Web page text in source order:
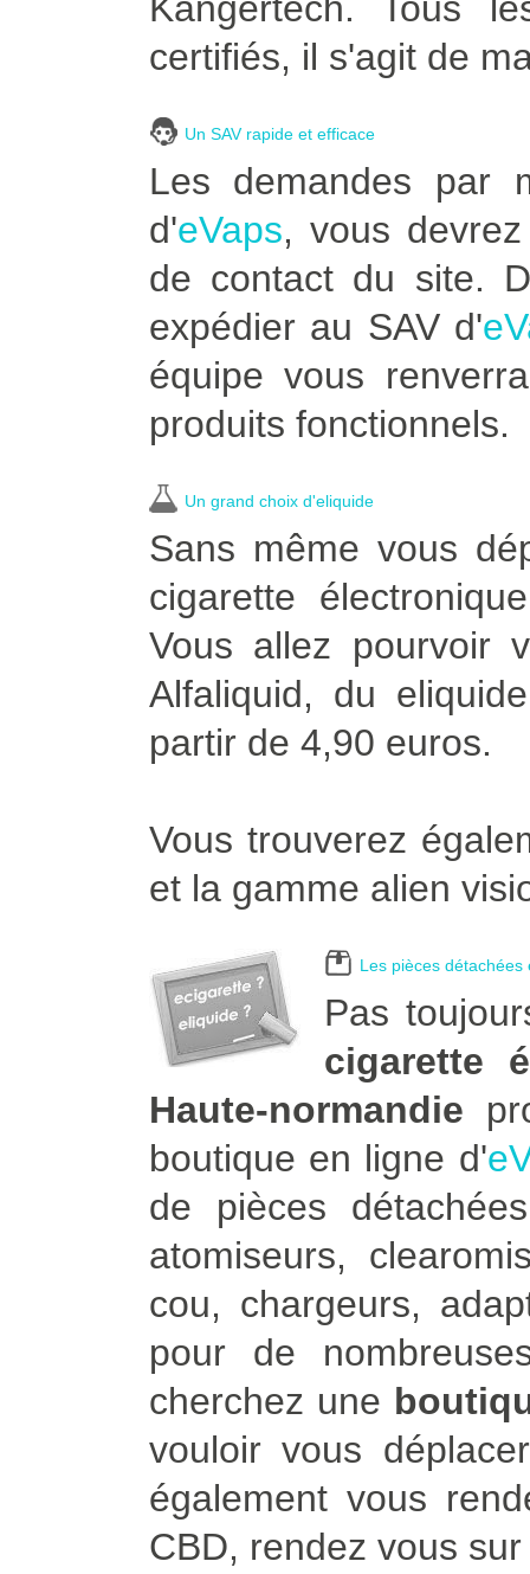
certifiés, il s'agit de
Un SAV rapide et efficace
Les demandes par
d'eVaps, vous
de contact du site.
expédier au SAV d'
équipe vous
produits fonctionnels.
Un grand choix d'eliquide
Sans même vous
cigarette
Vous allez pourvoir
Alfaliquid, du
partir de 4,90 euros.
Vous trouverez
et la gamme alien
Les pièces détachées
Pas
cigarette
Haute-normandie
boutique en ligne d'
de pièces
atomiseurs,
cou, chargeurs,
pour de
cherchez une
vouloir vous
également vous
CBD, rendez vous